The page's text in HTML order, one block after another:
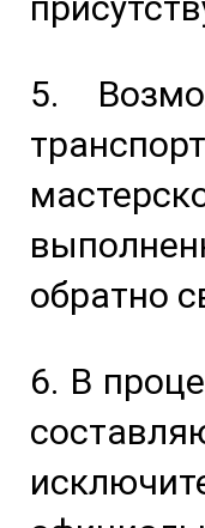
5.
обратно
6. В